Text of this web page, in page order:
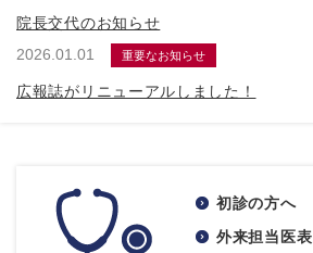
院長交代のお知らせ
2026.01.01
重要なお知らせ
広報誌がリニューアルしました！
初診の方へ
外来担当医表